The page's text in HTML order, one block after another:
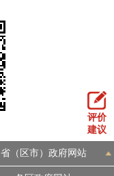
评价
建议
省（区市）政府网站